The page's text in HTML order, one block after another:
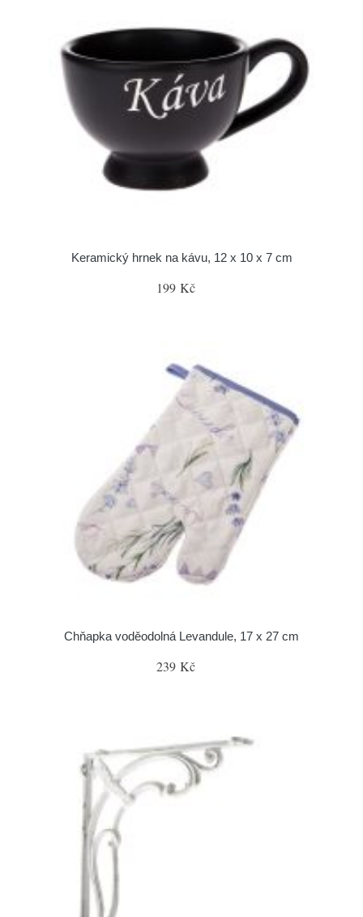
Keramický hrnek na kávu, 12 x 10 x 7 cm
199 Kč
Chňapka voděodolná Levandule, 17 x 27 cm
239 Kč